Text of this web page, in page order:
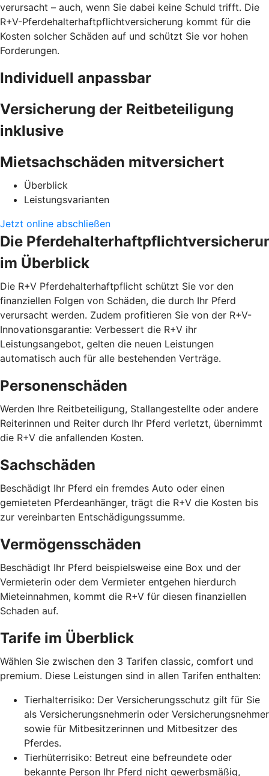
verursacht – auch, wenn Sie dabei keine Schuld trifft. Die
R+V-Pferdehalterhaftpflichtversicherung kommt für die
Kosten solcher Schäden auf und schützt Sie vor hohen
Forderungen.
Individuell anpassbar
Versicherung der Reitbeteiligung
inklusive
Mietsachschäden mitversichert
Überblick
Leistungsvarianten
Jetzt online abschließen
Die
im Überblick
Die R+V Pferdehalterhaftpflicht schützt Sie vor den
finanziellen Folgen von Schäden, die durch Ihr Pferd
verursacht werden. Zudem profitieren Sie von der R+V-
Innovationsgarantie: Verbessert die R+V ihr
Leistungsangebot, gelten die neuen Leistungen
automatisch auch für alle bestehenden Verträge.
Personenschäden
Werden Ihre Reitbeteiligung, Stallangestellte oder andere
Reiterinnen und Reiter durch Ihr Pferd verletzt, übernimmt
die R+V die anfallenden Kosten.
Sachschäden
Beschädigt Ihr Pferd ein fremdes Auto oder einen
gemieteten Pferdeanhänger, trägt die R+V die Kosten bis
zur vereinbarten Entschädigungssumme.
Vermögensschäden
Beschädigt Ihr Pferd beispielsweise eine Box und der
Vermieterin oder dem Vermieter entgehen hierdurch
Mieteinnahmen, kommt die R+V für diesen finanziellen
Schaden auf.
Tarife im Überblick
Wählen Sie zwischen den 3 Tarifen classic, comfort und
premium. Diese Leistungen sind in allen Tarifen enthalten:
Tierhalterrisiko: Der Versicherungsschutz gilt für Sie
als Versicherungsnehmerin oder Versicherungsnehmer
sowie für Mitbesitzerinnen und Mitbesitzer des
Pferdes.
Tierhüterrisiko: Betreut eine befreundete oder
bekannte Person Ihr Pferd nicht gewerbsmäßig,